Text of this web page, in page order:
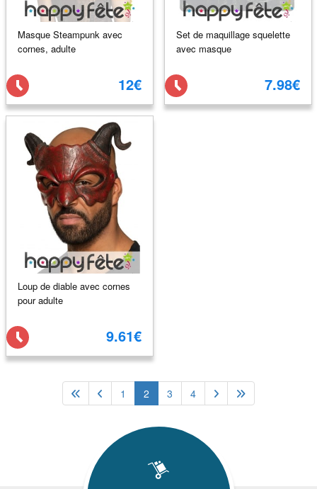
Masque Steampunk avec
cornes, adulte
12€
Set de maquillage squelette
avec masque
7.98€
Loup de diable avec cornes
pour adulte
9.61€
1 2 3 4